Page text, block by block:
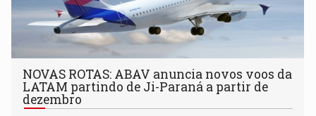
NOVAS ROTAS: ABAV anuncia novos voos da
LATAM partindo de Ji-Paraná a partir de
dezembro